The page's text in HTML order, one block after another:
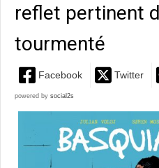
reflet pertinent
tourmenté
Facebook Twitter
powered by social2s